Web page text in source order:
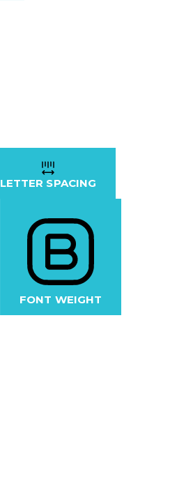
LETTER SPACING
FONT WEIGHT